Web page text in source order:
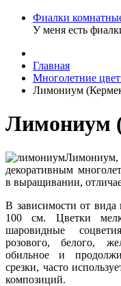
Фиалки
У меня есть
Главная
Многолетние
Лимониум
Лимониум
декоративным
в выращивании,
В зависимости от вида
100 см. Цветки
шаровидные
розового, белого,
обильное и
срезки, часто
композиций.